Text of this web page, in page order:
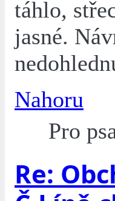
táhlo,
jasné.
Nahoru
Pro
Re: